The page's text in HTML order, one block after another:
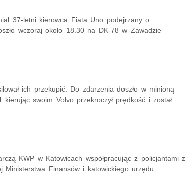
37-letni kierowca Fiata Uno podejrzany o
wczoraj około 18.30 na DK-78 w Zawadzie
ich przekupić. Do zdarzenia doszło w minioną
swoim Volvo przekroczył prędkość i został
KWP w Katowicach współpracując z policjantami z
Ministerstwa Finansów i katowickiego urzędu